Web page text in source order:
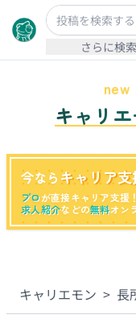
さらに検
new
キャリ
今なら キャリア支
プロが直接キャリア支援
求人紹介などの無料オン
キャリエモン > 長